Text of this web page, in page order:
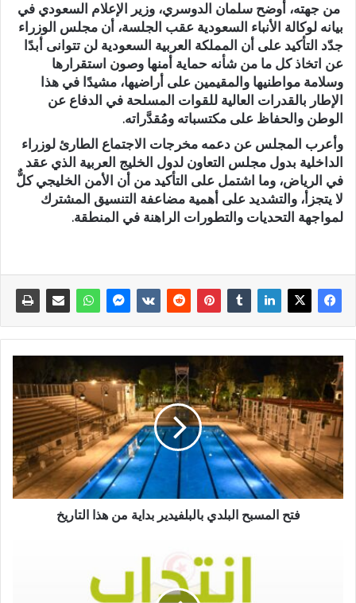
من جهته، أوضح سلمان الدوسري، وزير الإعلام السعودي في
بيانه لوكالة الأنباء السعودية عقب الجلسة، أن مجلس الوزراء
جدّد التأكيد على أن المملكة العربية السعودية لن تتوانى أبدًا
عن اتخاذ كل ما من شأنه حماية أمنها وصون استقرارها
وسلامة مواطنيها والمقيمين على أراضيها، مشيدًا في هذا
الإطار بالقدرات العالية للقوات المسلحة في الدفاع عن
الوطن والحفاظ على مكتسباته ومُقدَّراته.
وأعرب المجلس عن دعمه مخرجات الاجتماع الطارئ لوزراء
الداخلية بدول مجلس التعاون لدول الخليج العربية الذي عقد
في الرياض، وما اشتمل على التأكيد من أن الأمن الخليجي كلٌّ
لا يتجزأ، والتشديد على أهمية مضاعفة التنسيق المشترك
لمواجهة التحديات والتطورات الراهنة في المنطقة.
فتح المسبح البلدي بالبلفيدير بداية من هذا التاريخ